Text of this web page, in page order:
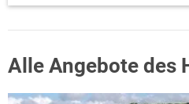
Alle Angebote des